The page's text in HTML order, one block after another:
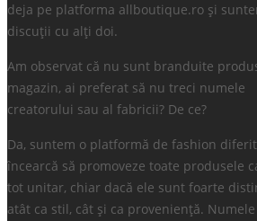
deja pe platforma allboutique.ro și
discuții cu alți doi.
Am observat că nu sunt branduite
magazin, ai preferat să nu treci numele
creatorului sau al fabricii? De ce?
Da, suntem o platformă de fashion
încearcă să promoveze toate produsele
tot unitar, chiar dacă ele sunt foarte
atât ca stil, cât și ca proveniență. Numele